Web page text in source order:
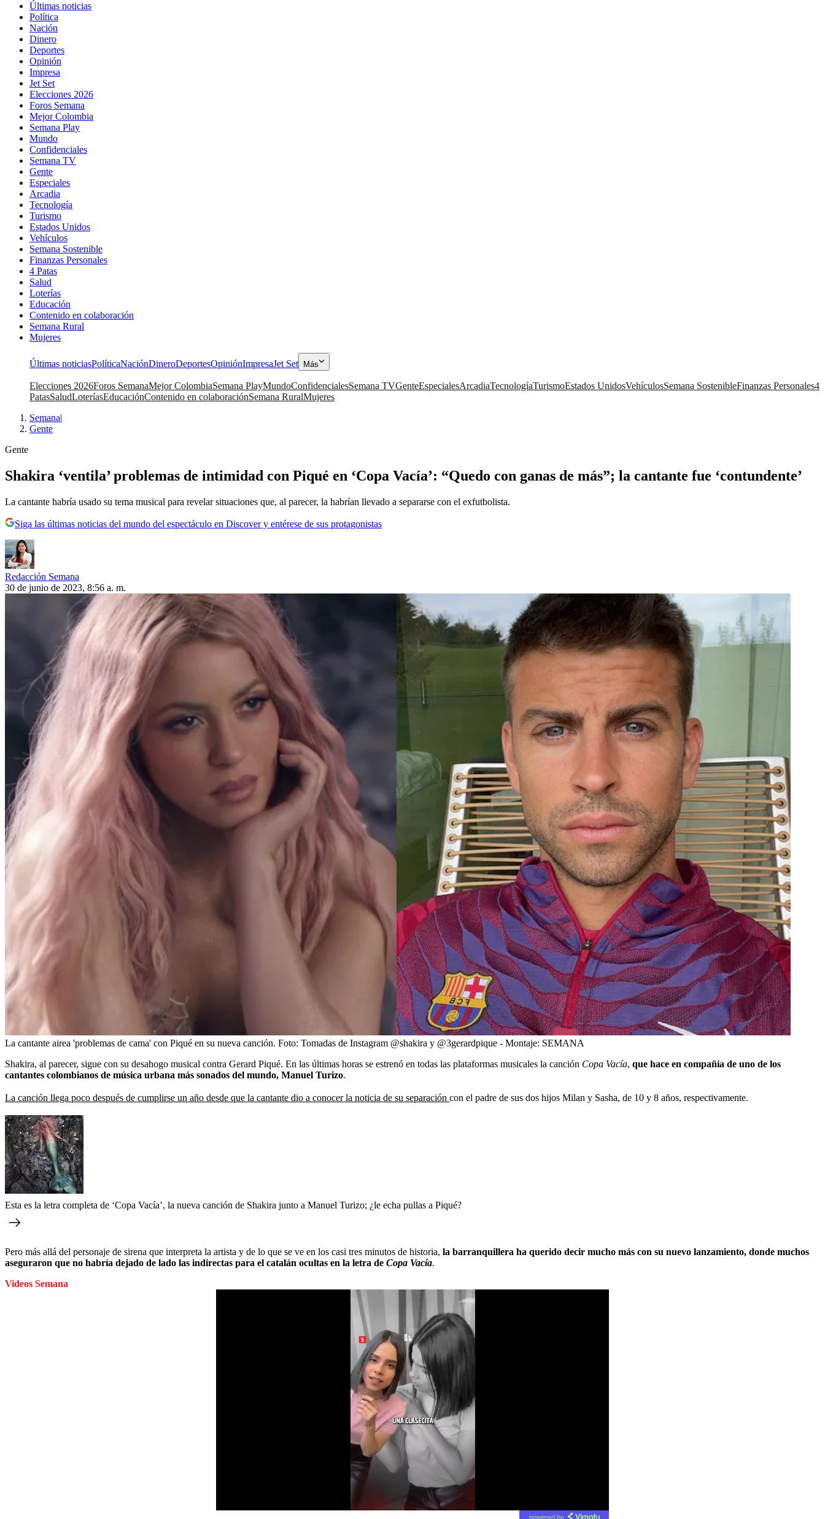
Últimas noticias
Política
Nación
Dinero
Deportes
Opinión
Impresa
Jet Set
Elecciones 2026
Foros Semana
Mejor Colombia
Semana Play
Mundo
Confidenciales
Semana TV
Gente
Especiales
Arcadia
Tecnología
Turismo
Estados Unidos
Vehículos
Semana Sostenible
Finanzas Personales
4 Patas
Salud
Loterías
Educación
Contenido en colaboración
Semana Rural
Mujeres
Últimas noticiasPolíticaNaciónDineroDeportesOpiniónImpresaJet Set Más
Elecciones 2026Foros SemanaMejor ColombiaSemana PlayMundoConfidencialesSemana TVGenteEspecialesArcadiaTecnologíaTurismoEstados UnidosVehículosSemana SostenibleFinanzas Personales4
PatasSaludLoteríasEducaciónContenido en colaboraciónSemana RuralMujeres
Semana|
Gente
Gente
Shakira ‘ventila’ problemas de intimidad con Piqué en ‘Copa Vacía’: “Quedo con ganas de más”; la cantante fue ‘contundente’
La cantante habría usado su tema musical para revelar situaciones que, al parecer, la habrían llevado a separarse con el exfutbolista.
Siga las últimas noticias del mundo del espectáculo en Discover y entérese de sus protagonistas
Redacción Semana
30 de junio de 2023, 8:56 a. m.
La cantante airea 'problemas de cama' con Piqué en su nueva canción. Foto: Tomadas de Instagram @shakira y @3gerardpique - Montaje: SEMANA
Shakira, al parecer, sigue con su desahogo musical contra Gerard Piqué. En las últimas horas se estrenó en todas las plataformas musicales la canción Copa Vacía, que hace en compañía de uno de los
cantantes colombianos de música urbana más sonados del mundo, Manuel Turizo.
La canción llega poco después de cumplirse un año desde que la cantante dio a conocer la noticia de su separación con el padre de sus dos hijos Milan y Sasha, de 10 y 8 años, respectivamente.
Esta es la letra completa de ‘Copa Vacía’, la nueva canción de Shakira junto a Manuel Turizo; ¿le echa pullas a Piqué?
Pero más allá del personaje de sirena que interpreta la artista y de lo que se ve en los casi tres minutos de historia, la barranquillera ha querido decir mucho más con su nuevo lanzamiento, donde muchos
aseguraron que no habría dejado de lado las indirectas para el catalán ocultas en la letra de Copa Vacía.
Videos Semana
powered by